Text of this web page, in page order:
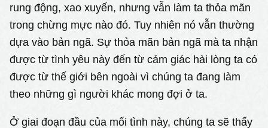
rung động, xao xuyến, nhưng vẫn làm ta thỏa mãn
trong chừng mực nào đó. Tuy nhiên nó vẫn thường
dựa vào bản ngã. Sự thỏa mãn bản ngã mà ta nhận
được từ tình yêu này đến từ cảm giác hài lòng ta có
được từ thế giới bên ngoài vì chúng ta đang làm
theo những gì người khác mong đợi ở ta.
Ở giai đoạn đầu của mối tình này, chúng ta sẽ thấy